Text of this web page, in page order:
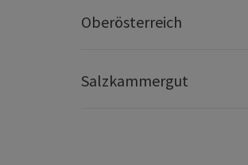
Oberösterreich
Salzkammergut